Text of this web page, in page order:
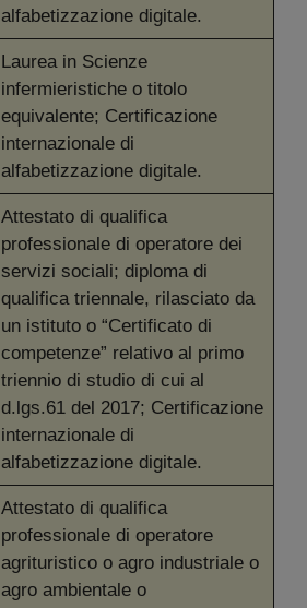
alfabetizzazione digitale.
Laurea in Scienze
infermieristiche o titolo
equivalente; Certificazione
internazionale di
alfabetizzazione digitale.
Attestato di qualifica
professionale di operatore dei
servizi sociali; diploma di
qualifica triennale, rilasciato da
un istituto o “Certificato di
competenze” relativo al primo
triennio di studio di cui al
d.lgs.61 del 2017; Certificazione
internazionale di
alfabetizzazione digitale.
Attestato di qualifica
professionale di operatore
agrituristico o agro industriale o
agro ambientale o